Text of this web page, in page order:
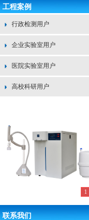
工程案例
行政检测用户
企业实验室用户
医院实验室用户
高校科研用户
1
联系我们